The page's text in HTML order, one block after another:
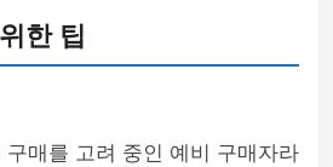
한 팁
구매를 고려 중인 예비 구매자라